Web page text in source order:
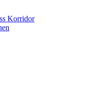
Korridor